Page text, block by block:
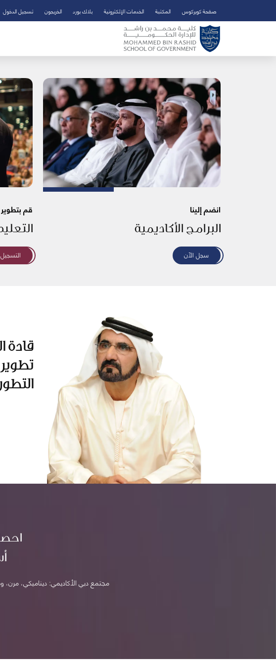
صفحة كويركوس المكتبة الخدمات الإلكترونية بلاك بورد الخريجون تسجيل الدخول
انضم إلينا
البرامج الأكاديمية
سجل الآن
قم
قادة
مجتمع دبي الأكاديمي: ديناميكي، مرن،